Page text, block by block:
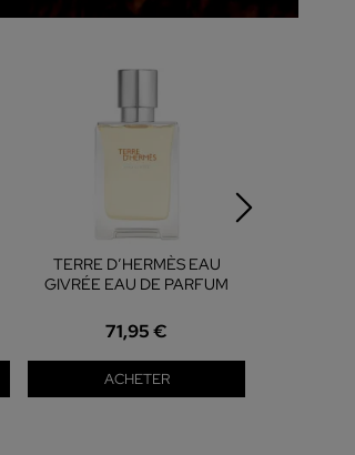
TERRE D’HERMÈS EAU
GIVRÉE EAU DE PARFUM
71,95 €
ACHETER